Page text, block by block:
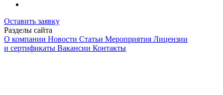
Оставить заявку
Разделы сайта
О компании Новости Статьи Мероприятия Лицензии
и сертификаты Вакансии Контакты